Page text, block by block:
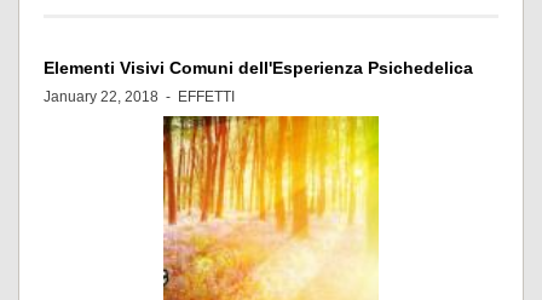
Elementi Visivi Comuni dell'Esperienza Psichedelica
January 22, 2018 - EFFETTI